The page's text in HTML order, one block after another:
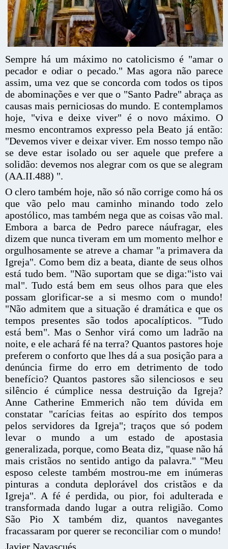
Sempre há um máximo no catolicismo é "amar o
pecador e odiar o pecado." Mas agora não parece
assim, uma vez que se concorda com todos os tipos
de abominações e ver que o "Santo Padre" abraça as
causas mais perniciosas do mundo. E contemplamos
hoje, "viva e deixe viver" é o novo máximo. O
mesmo encontramos expresso pela Beato já então:
"Devemos viver e deixar viver. Em nosso tempo não
se deve estar isolado ou ser aquele que prefere a
solidão: devemos nos alegrar com os que se alegram
(AA.II.488) ".
O clero também hoje, não só não corrige como há os
que vão pelo mau caminho minando todo zelo
apostólico, mas também nega que as coisas vão mal.
Embora a barca de Pedro parece náufragar, eles
dizem que nunca tiveram em um momento melhor e
orgulhosamente se atreve a chamar "a primavera da
Igreja". Como bem diz a beata, diante de seus olhos
está tudo bem. "Não suportam que se diga:"isto vai
mal". Tudo está bem em seus olhos para que eles
possam glorificar-se a si mesmo com o mundo!
"Não admitem que a situação é dramática e que os
tempos presentes são todos apocalípticos. "Tudo
está bem". Mas o Senhor virá como um ladrão na
noite, e ele achará fé na terra? Quantos pastores hoje
preferem o conforto que lhes dá a sua posição para a
denúncia firme do erro em detrimento de todo
benefício? Quantos pastores são silenciosos e seu
silêncio é cúmplice nessa destruição da Igreja?
Anne Catherine Emmerich não tem dúvida em
constatar "carícias feitas ao espírito dos tempos
pelos servidores da Igreja"; traços que só podem
levar o mundo a um estado de apostasia
generalizada, porque, como Beata diz, "quase não há
mais cristãos no sentido antigo da palavra." "Meu
esposo celeste também mostrou-me em inúmeras
pinturas a conduta deplorável dos cristãos e da
Igreja". A fé é perdida, ou pior, foi adulterada e
transformada dando lugar a outra religião. Como
São Pio X também diz, quantos navegantes
fracassaram por querer se reconciliar com o mundo!
Javier Navascués